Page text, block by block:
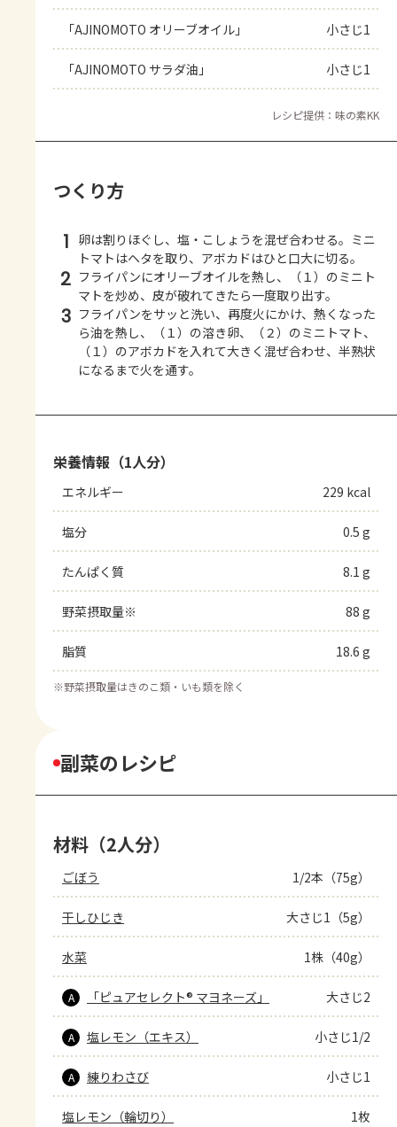
「AJINOMOTO オリーブオイル」 小さじ1
「AJINOMOTO サラダ油」 小さじ1
レシピ提供：味の素KK
つくり方
1 卵は割りほぐし、塩・こしょうを混ぜ合わせる。ミニ
トマトはヘタを取り、アボカドはひと口大に切る。
2 フライパンにオリーブオイルを熱し、（１）のミニト
マトを炒め、皮が破れてきたら一度取り出す。
3 フライパンをサッと洗い、再度火にかけ、熱くなった
ら油を熱し、（１）の溶き卵、（２）のミニトマト、
（１）のアボカドを入れて大きく混ぜ合わせ、半熟状
になるまで火を通す。
栄養情報（1人分）
エネルギー 229 kcal
塩分 0.5 g
たんぱく質 8.1 g
野菜摂取量※ 88 g
脂質 18.6 g
※野菜摂取量はきのこ類・いも類を除く
副菜のレシピ
材料（2人分）
ごぼう 1/2本（75g）
干しひじき 大さじ1（5g）
水菜 1株（40g）
A 「ピュアセレクト® マヨネーズ」 大さじ2
A 塩レモン（エキス） 小さじ1/2
A 練りわさび 小さじ1
塩レモン（輪切り） 1枚